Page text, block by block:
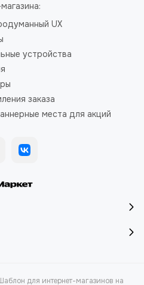
UX
устройства
заказа
места для акций
для интернет-магазинов на